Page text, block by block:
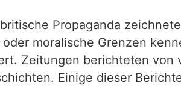
Propaganda
moralische Grenzen
Zeitungen berichteten von
Einige dieser